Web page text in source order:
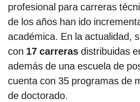
profesional para carreras
de los años han ido
académica. En la actualidad,
con 17 carreras distribuidas
además de una escuela de
cuenta con 35 programas de
de doctorado.